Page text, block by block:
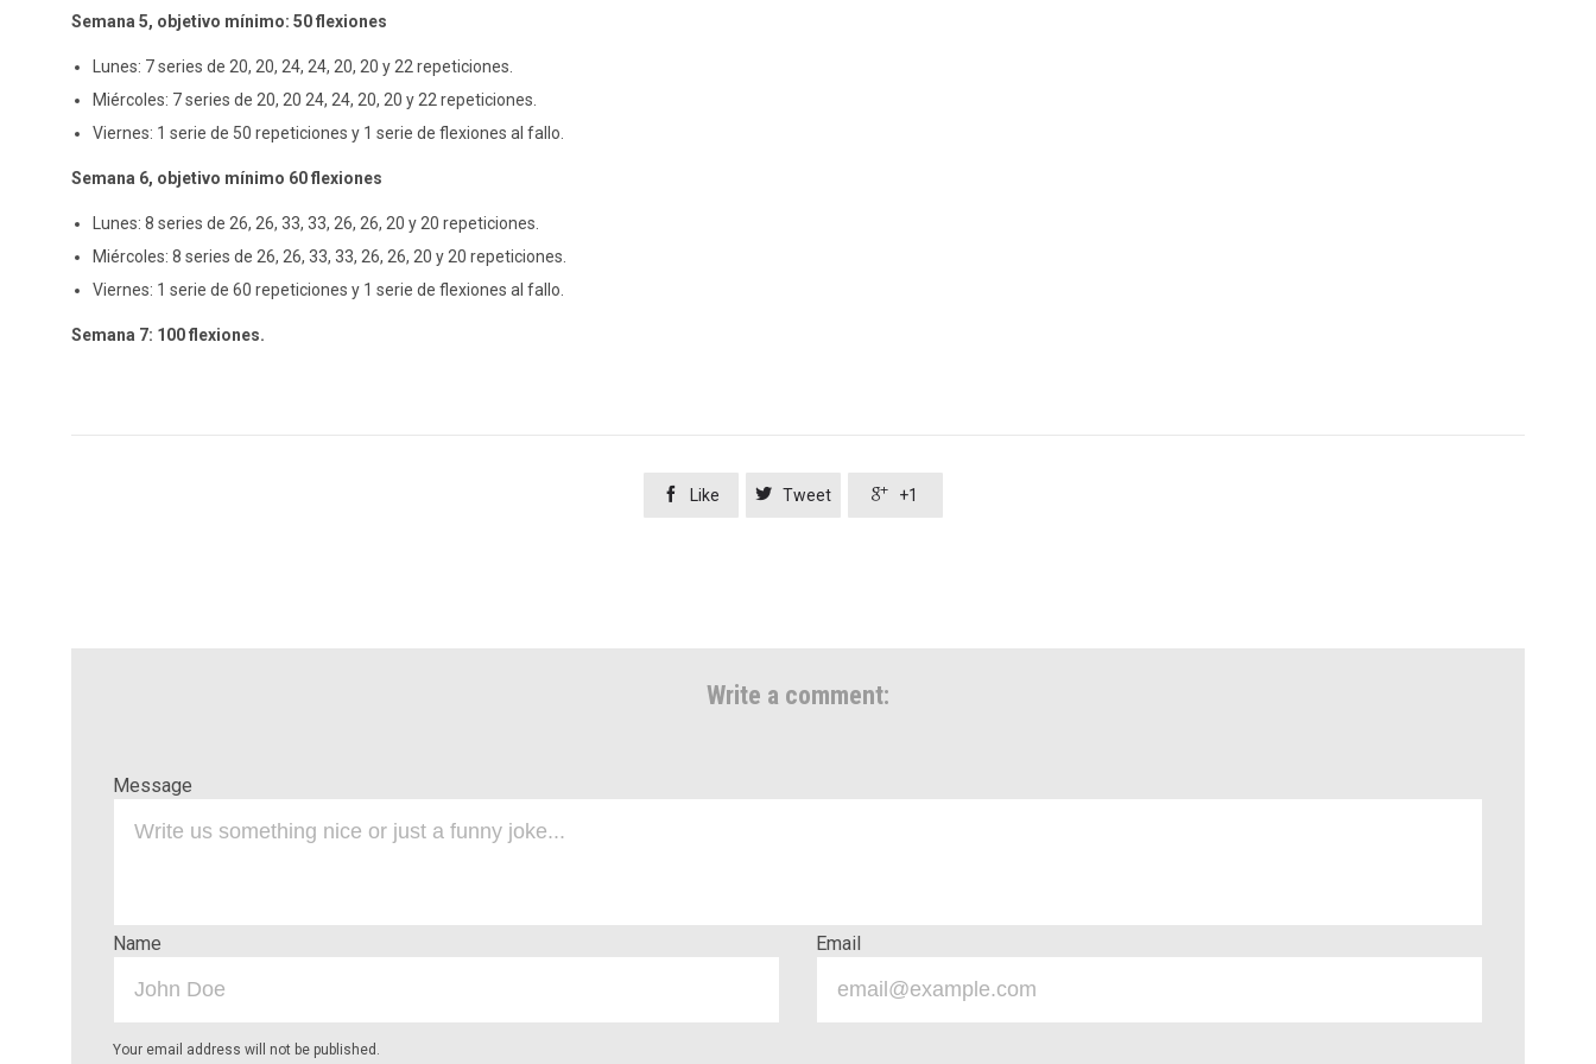
Semana 5, objetivo mínimo: 50 flexiones
Lunes: 7 series de 20, 20, 24, 24, 20, 20 y 22 repeticiones.
Miércoles: 7 series de 20, 20 24, 24, 20, 20 y 22 repeticiones.
Viernes: 1 serie de 50 repeticiones y 1 serie de flexiones al fallo.
Semana 6, objetivo mínimo 60 flexiones
Lunes: 8 series de 26, 26, 33, 33, 26, 26, 20 y 20 repeticiones.
Miércoles: 8 series de 26, 26, 33, 33, 26, 26, 20 y 20 repeticiones.
Viernes: 1 serie de 60 repeticiones y 1 serie de flexiones al fallo.
Semana 7: 100 flexiones.
 Like  Tweet  +1
Write a comment:
Message
Name Email
Your email address will not be published.